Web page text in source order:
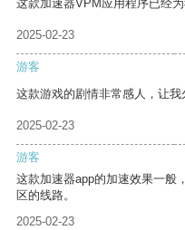
这款加速器VPM应用程序已经
2025-02-23
游客
这款游戏的剧情非常感人，让我
2025-02-23
游客
这款加速器app的加速效果一般
区的线路。
2025-02-23